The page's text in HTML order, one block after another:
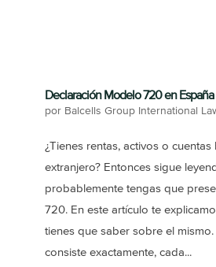
Declaración Modelo 720 en España
por Balcells Group International
¿Tienes rentas, activos o cuentas
extranjero? Entonces sigue
probablemente tengas que
720. En este artículo te
tienes que saber sobre el
consiste exactamente, cada...